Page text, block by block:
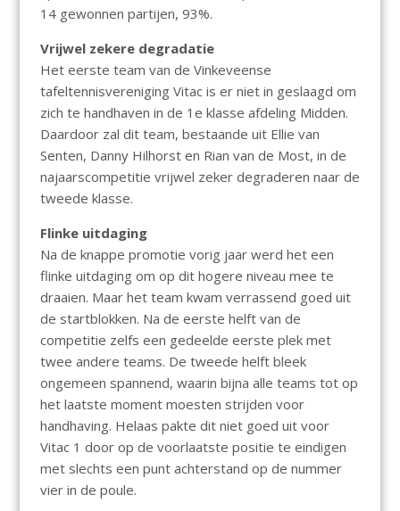
14 gewonnen partijen, 93%.
Vrijwel zekere degradatie
Het eerste team van de Vinkeveense
tafeltennisvereniging Vitac is er niet in geslaagd om
zich te handhaven in de 1e klasse afdeling Midden.
Daardoor zal dit team, bestaande uit Ellie van
Senten, Danny Hilhorst en Rian van de Most, in de
najaarscompetitie vrijwel zeker degraderen naar de
tweede klasse.
Flinke uitdaging
Na de knappe promotie vorig jaar werd het een
flinke uitdaging om op dit hogere niveau mee te
draaien. Maar het team kwam verrassend goed uit
de startblokken. Na de eerste helft van de
competitie zelfs een gedeelde eerste plek met
twee andere teams. De tweede helft bleek
ongemeen spannend, waarin bijna alle teams tot op
het laatste moment moesten strijden voor
handhaving. Helaas pakte dit niet goed uit voor
Vitac 1 door op de voorlaatste positie te eindigen
met slechts een punt achterstand op de nummer
vier in de poule.